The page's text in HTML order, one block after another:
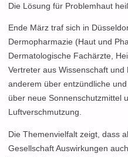
Die Lösung für Problemhaut
Ende März traf sich in
Dermopharmazie (Haut und
Dermatologische Fachärzte,
Vertreter aus Wissenschaft
anderem über entzündliche
über neue Sonnenschutzmittel
Luftverschmutzung.
Die Themenvielfalt zeigt, dass
Gesellschaft Auswirkungen